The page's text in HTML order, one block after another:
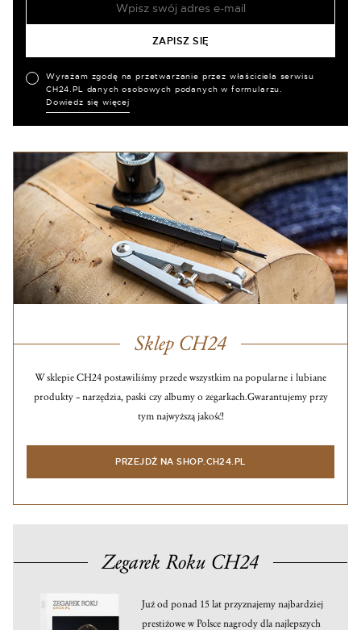
Wyrażam zgodę na przetwarzanie przez właściciela serwisu
CH24.PL danych osobowych podanych w formularzu.
Dowiedz się więcej
Sklep CH24
W sklepie CH24 postawiliśmy przede wszystkim na popularne i lubiane
produkty – narzędzia, paski czy albumy o zegarkach.Gwarantujemy przy
tym najwyższą jakość!
PRZEJDŹ NA SHOP.CH24.PL
Zegarek Roku CH24
Już od ponad 15 lat przyznajemy najbardziej
prestiżowe w Polsce nagrody dla najlepszych